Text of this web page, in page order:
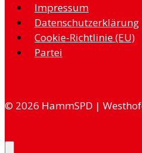
Impressum
Datenschutzerklärung
Cookie-Richtlinie (EU)
Partei
© 2026 HammSPD |